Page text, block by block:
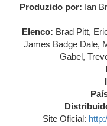
Produzido por: Ian
Elenco: Brad Pitt,
James Badge Dale,
Gabel,
Site Oficial: